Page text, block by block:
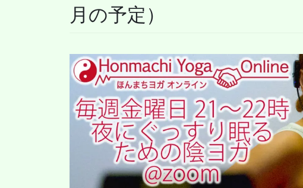
月の予定）